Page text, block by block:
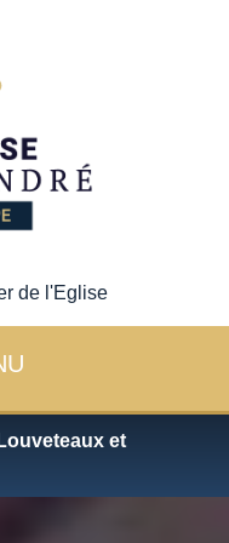
de l'Eglise
Louveteaux et